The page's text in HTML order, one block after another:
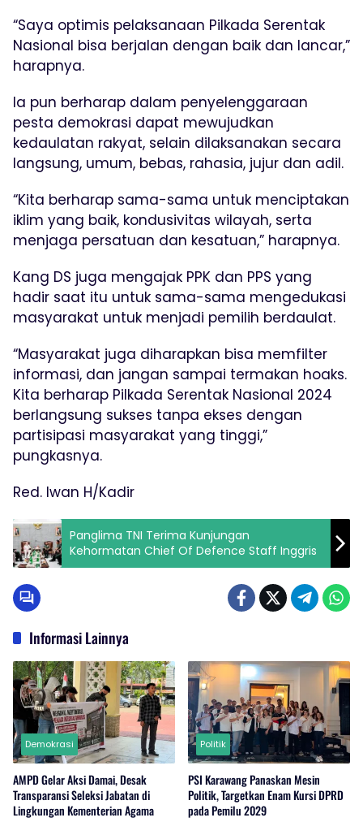
“Saya optimis pelaksanaan Pilkada Serentak
Nasional bisa berjalan dengan baik dan lancar,”
harapnya.
Ia pun berharap dalam penyelenggaraan
pesta demokrasi dapat mewujudkan
kedaulatan rakyat, selain dilaksanakan secara
langsung, umum, bebas, rahasia, jujur dan adil.
“Kita berharap sama-sama untuk menciptakan
iklim yang baik, kondusivitas wilayah, serta
menjaga persatuan dan kesatuan,” harapnya.
Kang DS juga mengajak PPK dan PPS yang
hadir saat itu untuk sama-sama mengedukasi
masyarakat untuk menjadi pemilih berdaulat.
“Masyarakat juga diharapkan bisa memfilter
informasi, dan jangan sampai termakan hoaks.
Kita berharap Pilkada Serentak Nasional 2024
berlangsung sukses tanpa ekses dengan
partisipasi masyarakat yang tinggi,”
pungkasnya.
Red. Iwan H/Kadir
Panglima TNI Terima Kunjungan
Kehormatan Chief Of Defence Staff Inggris
Informasi Lainnya
Demokrasi
AMPD Gelar Aksi Damai, Desak
Transparansi Seleksi Jabatan di
Lingkungan Kementerian Agama
Politik
PSI Karawang Panaskan Mesin
Politik, Targetkan Enam Kursi DPRD
pada Pemilu 2029